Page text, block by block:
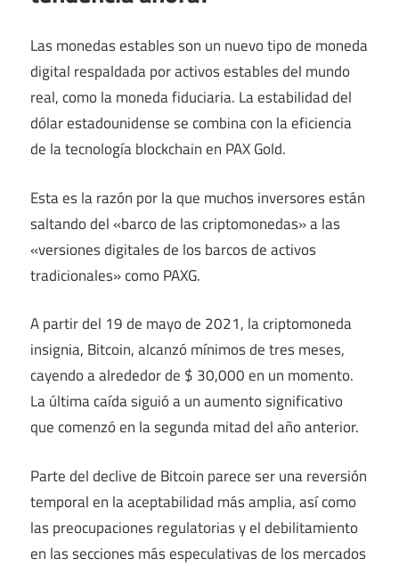
Las monedas estables son un nuevo tipo de moneda
digital respaldada por activos estables del mundo
real, como la moneda fiduciaria. La estabilidad del
dólar estadounidense se combina con la eficiencia
de la tecnología blockchain en PAX Gold.
Esta es la razón por la que muchos inversores están
saltando del «barco de las criptomonedas» a las
«versiones digitales de los barcos de activos
tradicionales» como PAXG.
A partir del 19 de mayo de 2021, la criptomoneda
insignia, Bitcoin, alcanzó mínimos de tres meses,
cayendo a alrededor de $ 30,000 en un momento.
La última caída siguió a un aumento significativo
que comenzó en la segunda mitad del año anterior.
Parte del declive de Bitcoin parece ser una reversión
temporal en la aceptabilidad más amplia, así como
las preocupaciones regulatorias y el debilitamiento
en las secciones más especulativas de los mercados